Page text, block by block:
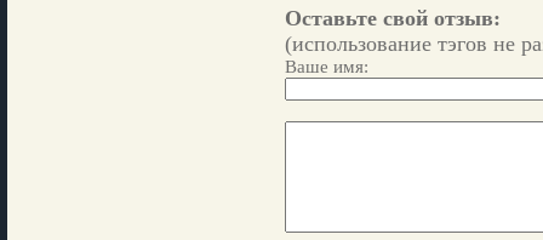
Оставьте свой отзыв:
(использование тэгов не
Ваше имя: